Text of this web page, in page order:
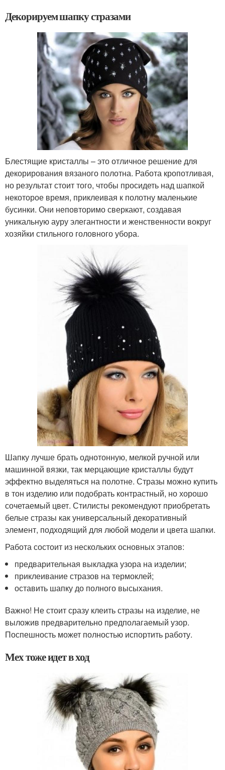
Декорируем шапку стразами
Блестящие кристаллы – это отличное решение для
декорирования вязаного полотна. Работа кропотливая,
но результат стоит того, чтобы просидеть над шапкой
некоторое время, приклеивая к полотну маленькие
бусинки. Они неповторимо сверкают, создавая
уникальную ауру элегантности и женственности вокруг
хозяйки стильного головного убора.
Шапку лучше брать однотонную, мелкой ручной или
машинной вязки, так мерцающие кристаллы будут
эффектно выделяться на полотне. Стразы можно купить
в тон изделию или подобрать контрастный, но хорошо
сочетаемый цвет. Стилисты рекомендуют приобретать
белые стразы как универсальный декоративный
элемент, подходящий для любой модели и цвета шапки.
Работа состоит из нескольких основных этапов:
предварительная выкладка узора на изделии;
приклеивание стразов на термоклей;
оставить шапку до полного высыхания.
Важно! Не стоит сразу клеить стразы на изделие, не
выложив предварительно предполагаемый узор.
Поспешность может полностью испортить работу.
Мех тоже идет в ход